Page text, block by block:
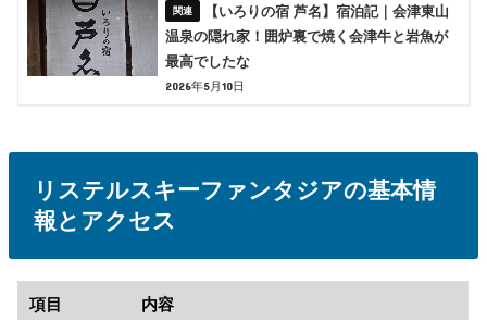
【いろりの宿 芦名】宿泊記｜会津東山
温泉の隠れ家！囲炉裏で焼く会津牛と岩魚が
最高でしたな
2026年5月10日
リステルスキーファンタジアの基本情
報とアクセス
項目 内容